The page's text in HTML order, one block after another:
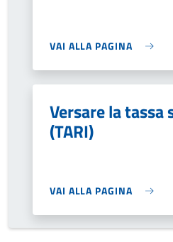
VAI ALLA PAGINA
Versare la
(TARI)
VAI ALLA PAGINA